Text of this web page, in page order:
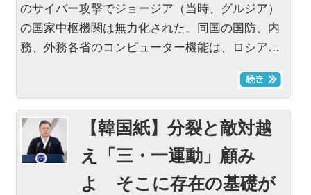
のサイバー攻撃でジョージア（当時、グルジア）
の国家中枢機関は無力化された。同国の国防、内
務、外務各省のコンピューター機能は、ロシア…
【韓国紙】分裂と敵対越
え「三・一運動」顧み
よ そこに存在の基礎が